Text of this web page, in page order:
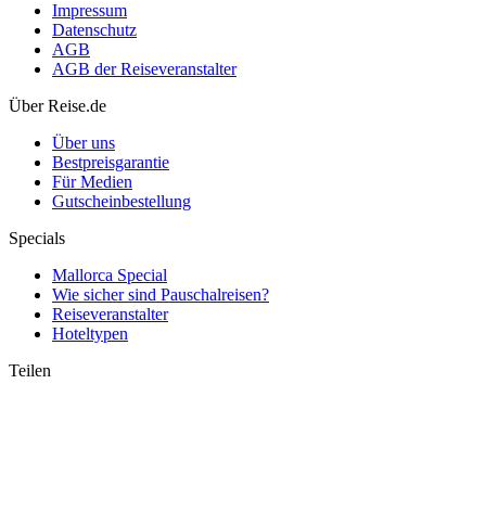
Deutschland
Impressum
Datenschutz
AGB
AGB der Reiseveranstalter
Über Reise.de
Über uns
Bestpreisgarantie
Für Medien
Gutscheinbestellung
Specials
Mallorca Special
Wie sicher sind Pauschalreisen?
Reiseveranstalter
Hoteltypen
Teilen